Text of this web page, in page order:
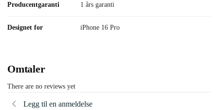
Producentgaranti 1 års garanti
Designet for iPhone 16 Pro
Omtaler
There are no reviews yet
Legg til en anmeldelse